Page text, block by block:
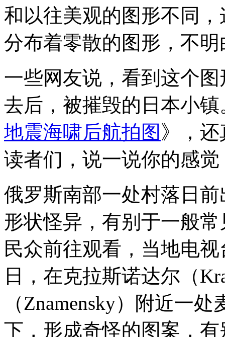
和以往美观的图形不同
分布着零散的图形，不
一些网友说，看到这个
去后，被摧毁的日本小镇
地震海啸后航拍图 》，
读者们，说一说你的感
俄罗斯南部一处村落日
形状怪异，有别于一般
民众前往观看，当地电
日，在克拉斯诺达尔（
（Znamensky）附近一
下，形成奇怪的图案，